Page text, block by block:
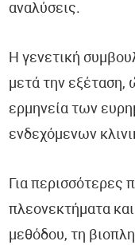
αναλύσεις.
Η γενετική
μετά την εξέταση,
ερμηνεία των
ενδεχόμενων
Για περισσότερες
πλεονεκτήματα
μεθόδου, τη